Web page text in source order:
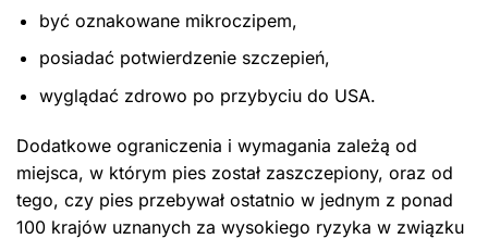
być oznakowane mikroczipem,
posiadać potwierdzenie szczepień,
wyglądać zdrowo po przybyciu do USA.
Dodatkowe ograniczenia i wymagania zależą od
miejsca, w którym pies został zaszczepiony, oraz od
tego, czy pies przebywał ostatnio w jednym z ponad
100 krajów uznanych za wysokiego ryzyka w związku